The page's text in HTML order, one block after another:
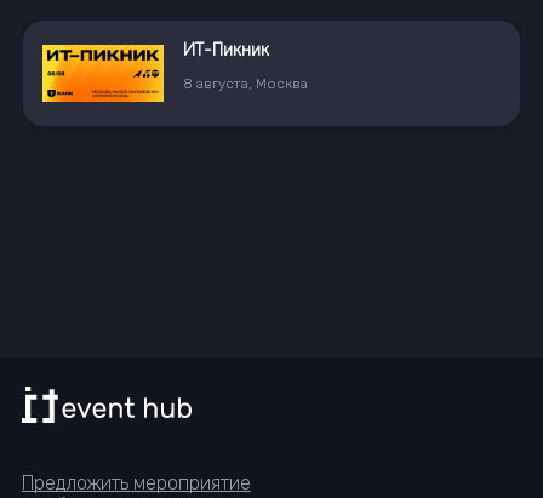
ИТ-Пикник
8 августа, Москва
Предложить мероприятие